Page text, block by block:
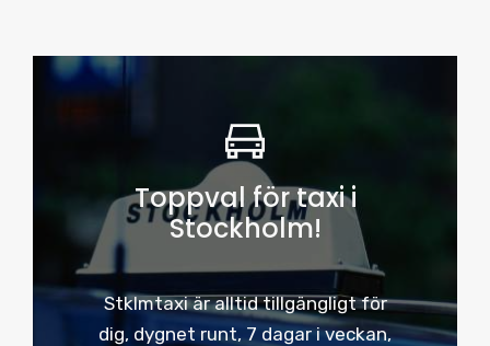
Toppval för taxi i
Stockholm!
Stklmtaxi är alltid tillgängligt för
dig, dygnet runt, 7 dagar i veckan,